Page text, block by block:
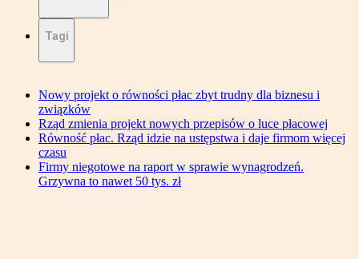
Tagi
Nowy projekt o równości płac zbyt trudny dla biznesu i
związków
Rząd zmienia projekt nowych przepisów o luce płacowej
Równość płac. Rząd idzie na ustępstwa i daje firmom więcej
czasu
Firmy niegotowe na raport w sprawie wynagrodzeń.
Grzywna to nawet 50 tys. zł